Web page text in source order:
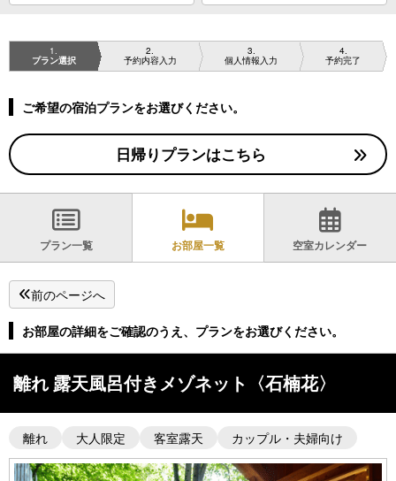
1
プラン選択
2
予約内容入力
3
個人情報入力
4
予約完了
ご希望の宿泊プランをお選びください。
日帰りプランはこちら
プラン一覧 お部屋一覧 空室カレンダー
前のページへ
お部屋の詳細をご確認のうえ、プランをお選びください。
離れ 露天風呂付きメゾネット〈石楠花〉
離れ 大人限定 客室露天 カップル・夫婦向け